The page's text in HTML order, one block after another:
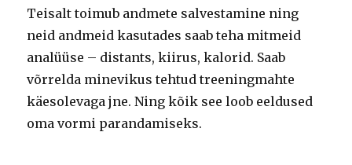
Teisalt toimub andmete salvestamine ning
neid andmeid kasutades saab teha mitmeid
analüüse – distants, kiirus, kalorid. Saab
võrrelda minevikus tehtud treeningmahte
käesolevaga jne. Ning kõik see loob eeldused
oma vormi parandamiseks.